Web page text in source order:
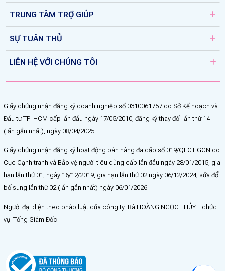
TRUNG TÂM TRỢ GIÚP
SỰ TUÂN THỦ
LIÊN HỆ VỚI CHÚNG TÔI
Giấy chứng nhận đăng ký doanh nghiệp số 0310061757 do Sở Kế hoạch và
Đầu tư TP. HCM cấp lần đầu ngày 17/05/2010, đăng ký thay đổi lần thứ 14
(lần gần nhất), ngày 08/04/2025
Giấy chứng nhận đăng ký hoạt động bán hàng đa cấp số 019/QLCT-GCN do
Cục Cạnh tranh và Bảo vệ người tiêu dùng cấp lần đầu ngày 28/01/2015, gia
hạn lần thứ 01, ngày 16/12/2019, gia hạn lần thứ 02 ngày 06/12/2024; sửa đổi
bổ sung lần thứ 02 (lần gần nhất) ngày 06/01/2026
Người đại diện theo pháp luật của công ty: Bà HOÀNG NGỌC THÚY – chức
vụ: Tổng Giám Đốc.